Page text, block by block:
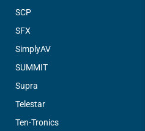
SCP
SFX
SimplyAV
SUMMIT
Supra
Telestar
Ten-Tronics